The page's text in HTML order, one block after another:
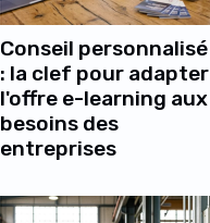
Conseil personnalisé
: la clef pour adapter
l'offre e-learning aux
besoins des
entreprises